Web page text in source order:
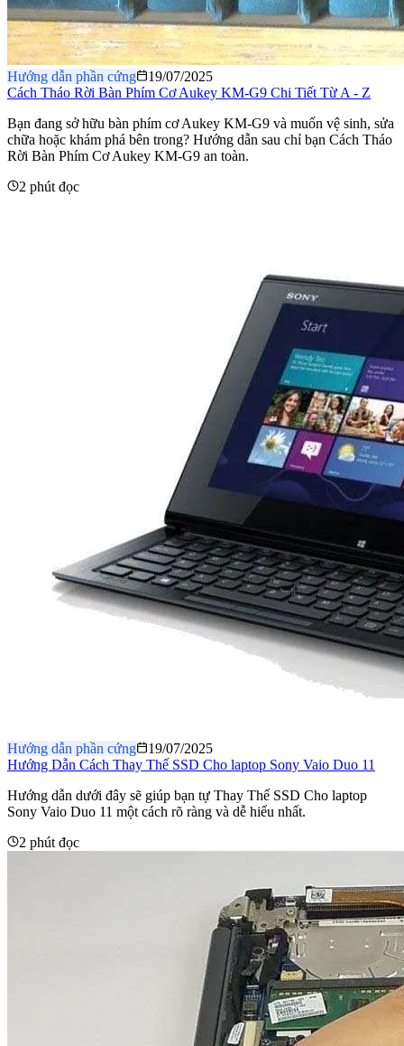
Hướng dẫn phần cứng
19/07/2025
Cách Tháo Rời Bàn Phím Cơ Aukey KM-G9 Chi Tiết Từ A - Z
​Bạn đang sở hữu bàn phím cơ Aukey KM-G9 và muốn vệ sinh, sửa
chữa hoặc khám phá bên trong? Hướng dẫn sau chỉ bạn Cách Tháo
Rời Bàn Phím Cơ Aukey KM-G9 an toàn.
2 phút đọc
Hướng dẫn phần cứng
19/07/2025
Hướng Dẫn Cách Thay Thế SSD Cho laptop Sony Vaio Duo 11
Hướng dẫn dưới đây sẽ giúp bạn tự Thay Thế SSD Cho laptop
Sony Vaio Duo 11 một cách rõ ràng và dễ hiểu nhất.
2 phút đọc